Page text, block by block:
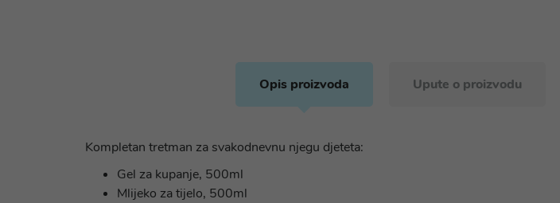
Opis proizvoda Upute o proizvodu
Kompletan tretman za svakodnevnu njegu djeteta:
Gel za kupanje, 500ml
Mlijeko za tijelo, 500ml